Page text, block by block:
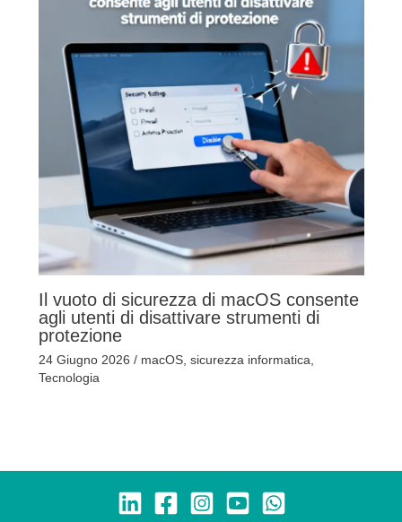
Il vuoto di sicurezza di macOS consente
agli utenti di disattivare strumenti di
protezione
24 Giugno 2026 / macOS, sicurezza informatica
Tecnologia